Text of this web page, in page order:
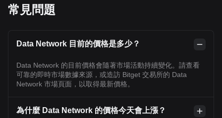
常見問題
Data Network 目前的價格是多少？
Data Network 的目前價格會隨著市場活動持續變化。請查看
可靠的即時市場數據來源，或造訪 Bitget 交易所的 Data
Network 市場頁面，以取得最新價格。
為什麼 Data Network 的價格今天會上漲？